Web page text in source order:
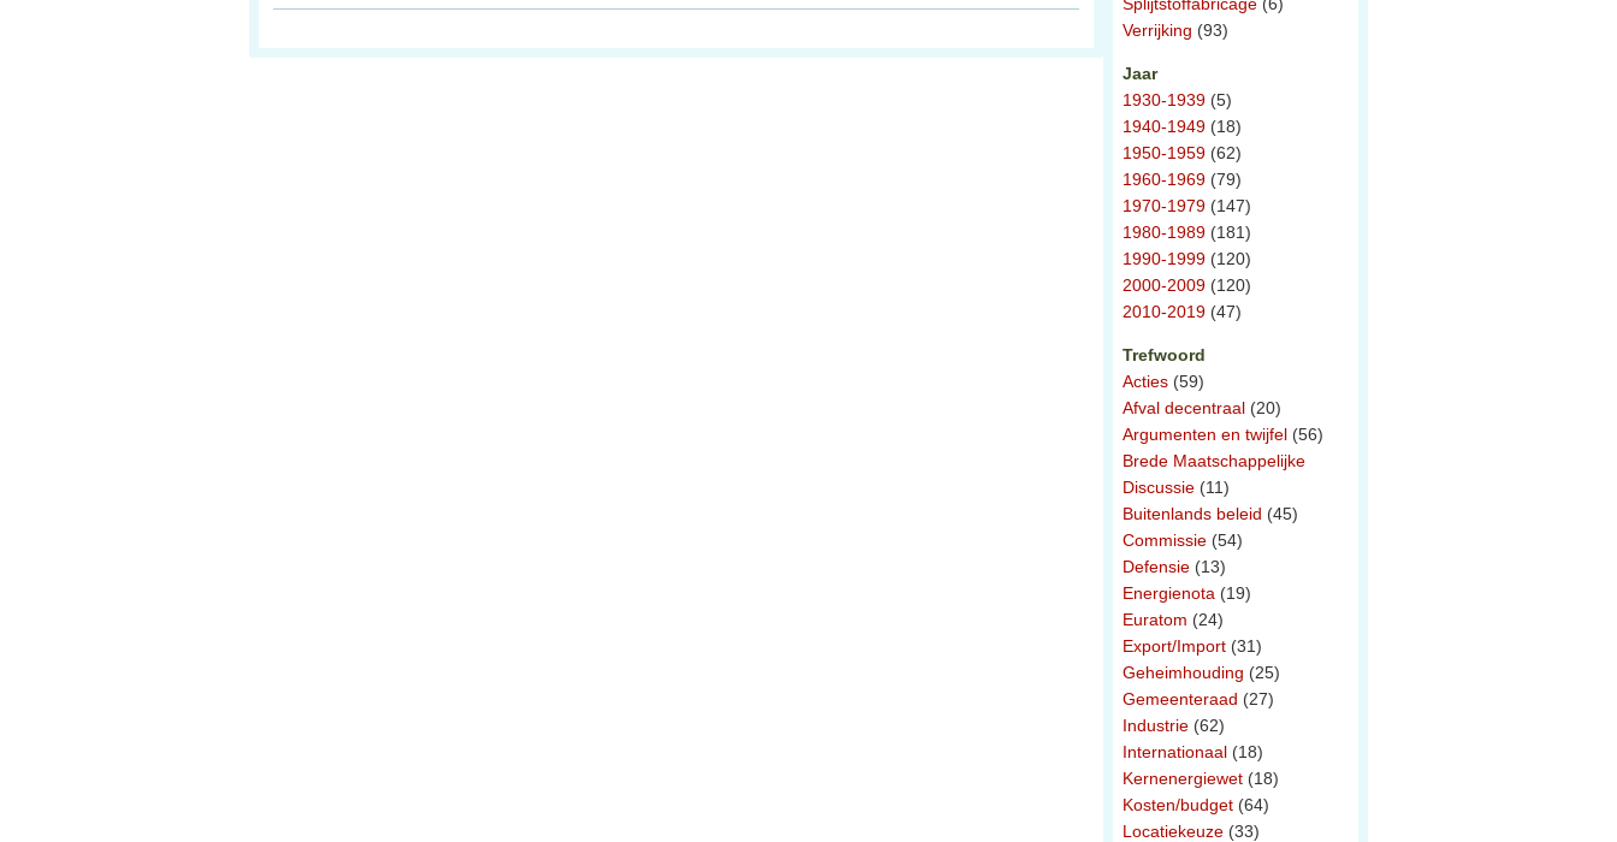
Verrijking (93)
Jaar
1930-1939 (5)
1940-1949 (18)
1950-1959 (62)
1960-1969 (79)
1970-1979 (147)
1980-1989 (181)
1990-1999 (120)
2000-2009 (120)
2010-2019 (47)
Trefwoord
Acties (59)
Afval decentraal (20)
Argumenten en twijfel (56)
Brede Maatschappelijke
Discussie (11)
Buitenlands beleid (45)
Commissie (54)
Defensie (13)
Energienota (19)
Euratom (24)
Export/Import (31)
Geheimhouding (25)
Gemeenteraad (27)
Industrie (62)
Internationaal (18)
Kernenergiewet (18)
Kosten/budget (64)
Locatiekeuze (33)